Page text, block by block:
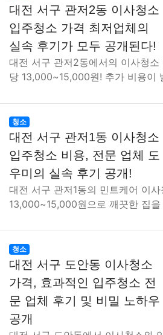
대전 서구 관저2동 이사청소
입주청소 가격 최저업체의
실속 후기가 모두 공개된다!
대전 서구 관저2동에서의 이사청소
당 13,000~15,000원! 추가 비용이
청소
대전 서구 관저1동 이사청소
입주청소 비용, 전문 업체 도
우미의 실속 후기 공개!
대전 서구 관저1동의 민트케어 이
13,000~15,000원으로 깨끗한 집
청소
대전 서구 도안동 이사청소
가격, 효과적인 입주청소 전
문 업체 후기 및 비밀 노하우
공개